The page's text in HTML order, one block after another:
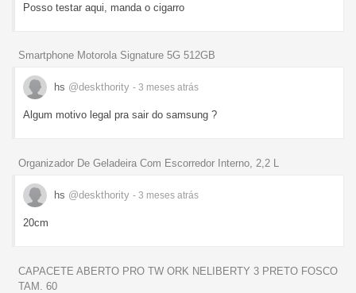
Posso testar aqui, manda o cigarro
Smartphone Motorola Signature 5G 512GB
hs @deskthority - 3 meses atrás
Algum motivo legal pra sair do samsung ?
Organizador De Geladeira Com Escorredor Interno, 2,2 L
hs @deskthority - 3 meses atrás
20cm
CAPACETE ABERTO PRO TW ORK NELIBERTY 3 PRETO FOSCO
TAM. 60